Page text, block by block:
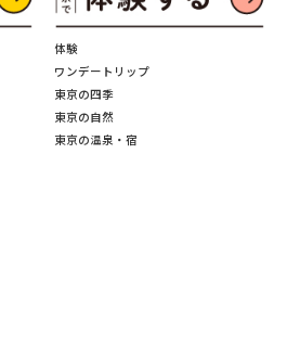
体験
ワンデートリップ
東京の四季
東京の自然
東京の温泉・宿